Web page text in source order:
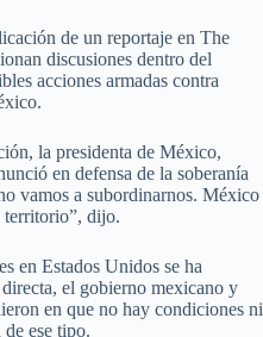
de un reportaje en The
discusiones dentro del
acciones armadas contra
la presidenta de México,
en defensa de la soberanía
vamos a subordinarnos. México
territorio”, dijo.
en Estados Unidos se ha
el gobierno mexicano y
en que no hay condiciones ni
ese tipo.